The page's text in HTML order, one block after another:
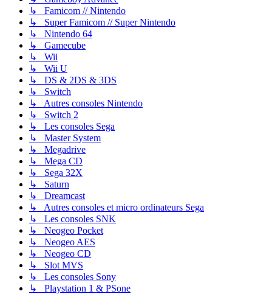
↳ Famicom // Nintendo
↳ Super Famicom // Super Nintendo
↳ Nintendo 64
↳ Gamecube
↳ Wii
↳ Wii U
↳ DS & 2DS & 3DS
↳ Switch
↳ Autres consoles Nintendo
↳ Switch 2
↳ Les consoles Sega
↳ Master System
↳ Megadrive
↳ Mega CD
↳ Sega 32X
↳ Saturn
↳ Dreamcast
↳ Autres consoles et micro ordinateurs Sega
↳ Les consoles SNK
↳ Neogeo Pocket
↳ Neogeo AES
↳ Neogeo CD
↳ Slot MVS
↳ Les consoles Sony
↳ Playstation 1 & PSone